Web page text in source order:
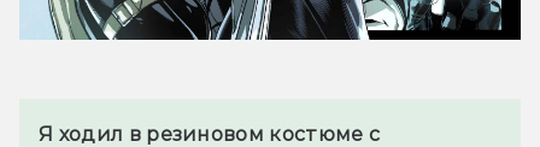
Я ходил в резиновом костюме с